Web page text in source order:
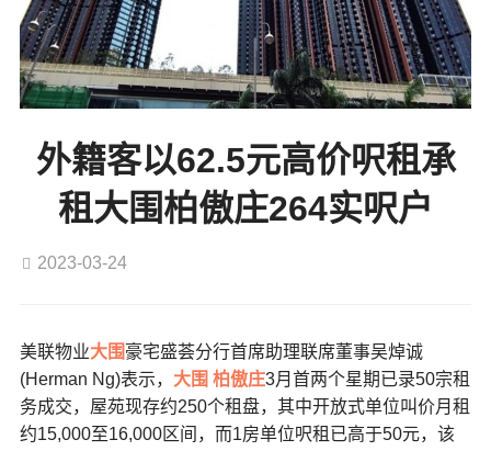
外籍客以62.5元高价呎租承
租大围柏傲庄264实呎户
2023-03-24
美联物业大围豪宅盛荟分行首席助理联席董事吴焯诚
(Herman Ng)表示， 大围 柏傲庄3月首两个星期已录50宗租
务成交，屋苑现存约250个租盘，其中开放式单位叫价月租
约15,000至16,000区间，而1房单位呎租已高于50元，该